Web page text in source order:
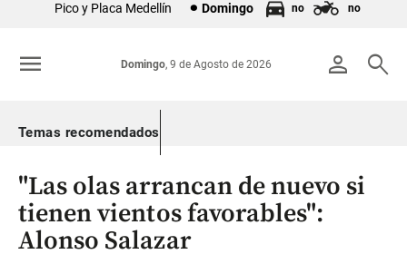
Colombia
Pico y Placa Medellín Domingo no no
person search
Domingo, 9 de Agosto de 2026
menu
Temas recomendados
"Las olas arrancan de nuevo si
tienen vientos favorables":
Alonso Salazar